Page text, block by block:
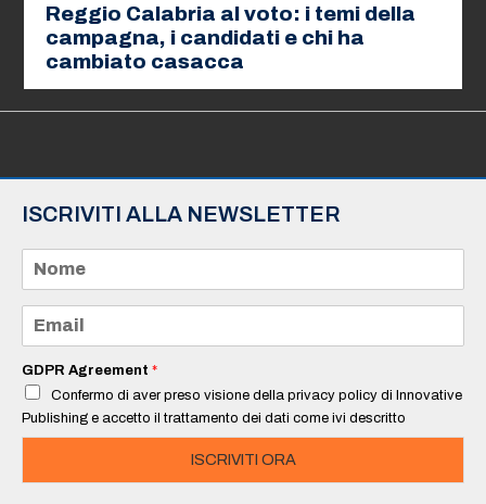
Reggio Calabria al voto: i temi della
campagna, i candidati e chi ha
cambiato casacca
ISCRIVITI ALLA NEWSLETTER
m
e
a
i
*
GDPR Agreement *
Confermo di aver preso visione della privacy policy di Innovative
Publishing e accetto il trattamento dei dati come ivi descritto
ISCRIVITI ORA